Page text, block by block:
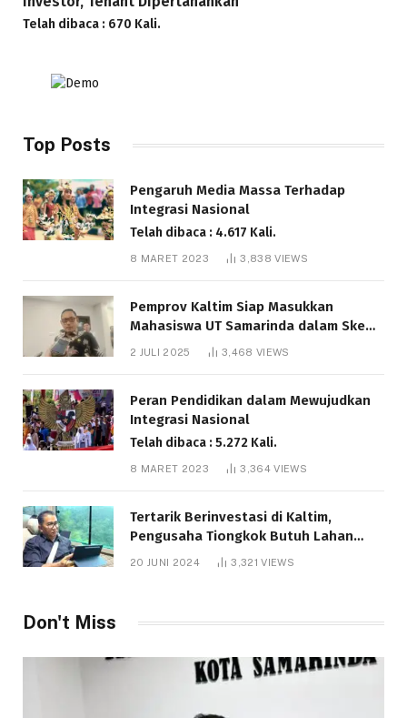
Telah dibaca : 670 Kali.
Top Posts
Pengaruh Media Massa Terhadap
Integrasi Nasional
Telah dibaca : 4.617 Kali.
8 MARET 2023 3,838VIEWS
Pemprov Kaltim Siap Masukkan
Mahasiswa UT Samarinda dalam Skema
Bantuan Pendidikan Gratispol
2 JULI 2025 3,468 VIEWS
Peran Pendidikan dalam Mewujudkan
Integrasi Nasional
Telah dibaca : 5.272 Kali.
8 MARET 2023 3,364VIEWS
Tertarik Berinvestasi di Kaltim,
Pengusaha Tiongkok Butuh Lahan
1.000 Hektare
20 JUNI 2024 3,321VIEWS
Don't Miss